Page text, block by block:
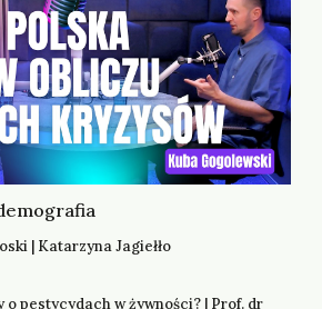
| Katarzyna Jagiełło
o pestycydach w żywności? | Prof. dr